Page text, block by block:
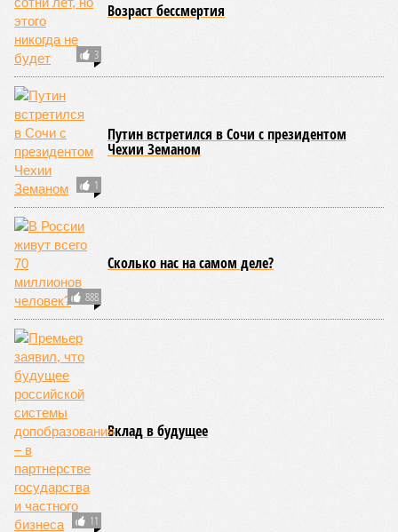
3
Возраст бессмертия
1
Путин встретился в Сочи с президентом
Чехии Земаном
888
Сколько нас на самом деле?
11
Вклад в будущее